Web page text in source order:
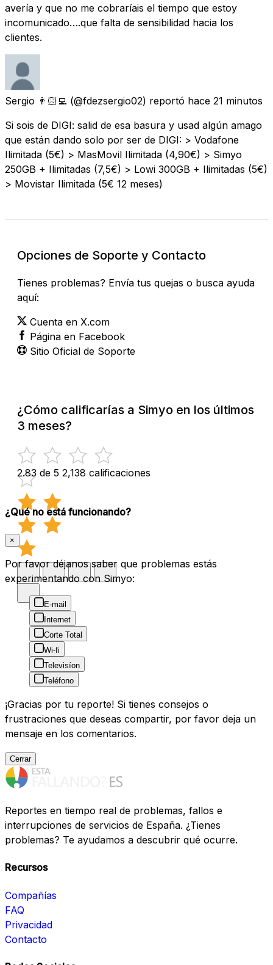
avería y que no me cobraríais el tiempo que estoy
incomunicado….que falta de sensibilidad hacia los
clientes.
Sergio 👨🏻‍💻 (@fdezsergio02) reportó hace 21 minutos
Si sois de DIGI: salid de esa basura y usad algún amago
que están dando solo por ser de DIGI: > Vodafone
Ilimitada (5€) > MasMovil Ilimitada (4,90€) > Simyo
250GB + Ilimitadas (7,5€) > Lowi 300GB + Ilimitadas (5€)
> Movistar Ilimitada (5€ 12 meses)
Opciones de Soporte y Contacto
Tienes problemas? Envía tus quejas o busca ayuda
aquí:
Cuenta en X.com
Página en Facebook
Sitio Oficial de Soporte
¿Cómo calificarías a Simyo en los últimos
3 meses?
2.83 de 5 2,138 calificaciones
¿Qué no está funcionando?
×
Por favor déjanos saber que problemas estás
experimentando con Simyo:
E-mail
Internet
Corte Total
Wi-fi
Televisíon
Teléfono
¡Gracias por tu reporte! Si tienes consejos o
frustraciones que deseas compartir, por favor deja un
mensaje en los comentarios.
Cerrar
Reportes en tiempo real de problemas, fallos e
interrupciones de servicios de España. ¿Tienes
problemas? Te ayudamos a descubrir qué ocurre.
Recursos
Compañías
FAQ
Privacidad
Contacto